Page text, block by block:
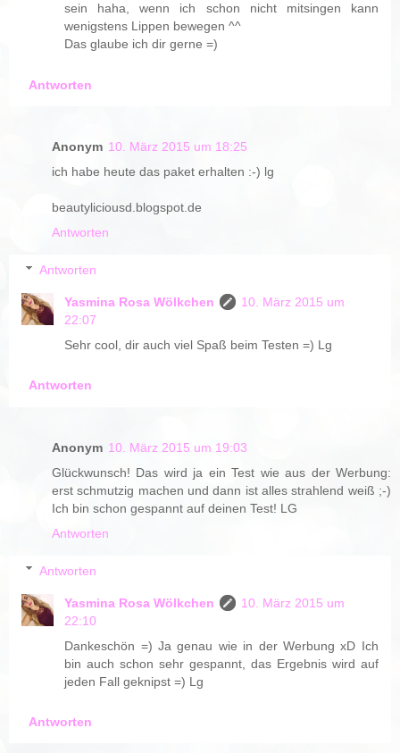
sein haha, wenn ich schon nicht mitsingen kann
wenigstens Lippen bewegen ^^
Das glaube ich dir gerne =)
Antworten
Anonym 10. März 2015 um 18:25
ich habe heute das paket erhalten :-) lg
beautyliciousd.blogspot.de
Antworten
Antworten
Yasmina Rosa Wölkchen
10. März 2015 um
22:07
Sehr cool, dir auch viel Spaß beim Testen =) Lg
Antworten
Anonym 10. März 2015 um 19:03
Glückwunsch! Das wird ja ein Test wie aus der Werbung:
erst schmutzig machen und dann ist alles strahlend weiß ;-)
Ich bin schon gespannt auf deinen Test! LG
Antworten
Antworten
Yasmina Rosa Wölkchen
10. März 2015 um
22:10
Dankeschön =) Ja genau wie in der Werbung xD Ich
bin auch schon sehr gespannt, das Ergebnis wird auf
jeden Fall geknipst =) Lg
Antworten